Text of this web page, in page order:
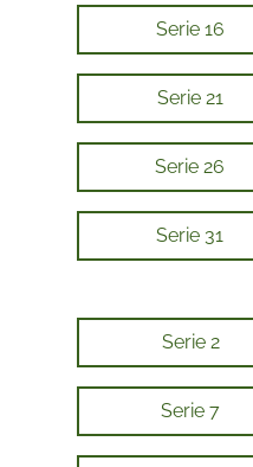
Serie 16
Serie 21
Serie 26
Serie 31
Serie 2
Serie 7